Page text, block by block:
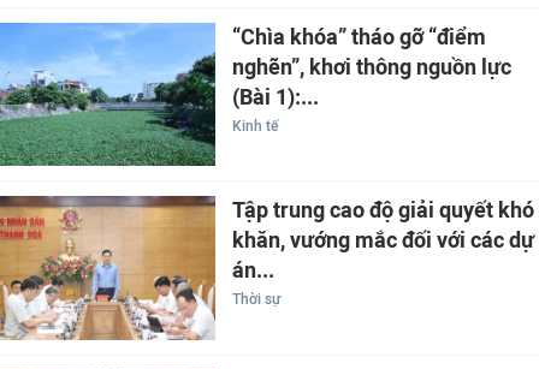
“Chìa khóa” tháo gỡ “điểm
nghẽn”, khơi thông nguồn lực
(Bài 1):...
Kinh tế
Tập trung cao độ giải quyết khó
khăn, vướng mắc đối với các dự
án...
Thời sự